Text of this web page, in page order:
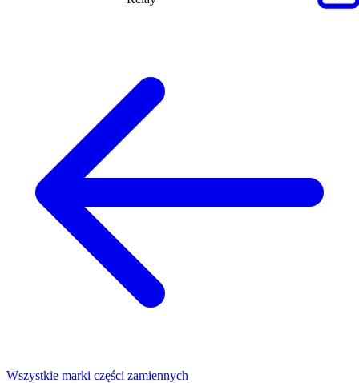
Wszystkie marki części zamiennych